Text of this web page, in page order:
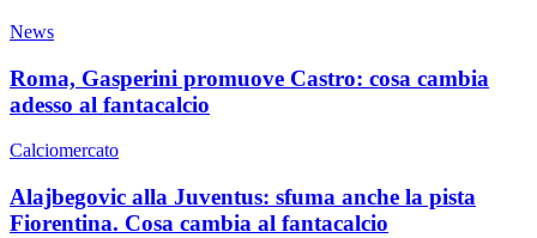
News
Roma, Gasperini promuove Castro: cosa cambia
adesso al fantacalcio
Calciomercato
Alajbegovic alla Juventus: sfuma anche la pista
Fiorentina. Cosa cambia al fantacalcio